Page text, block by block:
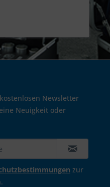
Newsletter
Neuigkeit oder
zur